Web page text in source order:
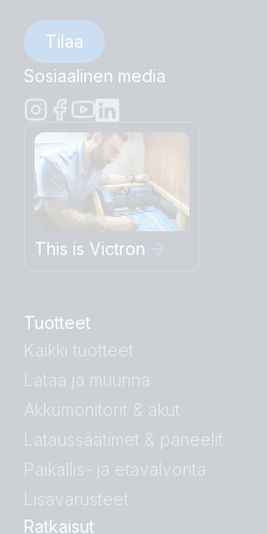
Tilaa
Sosiaalinen media
This is Victron
Tuotteet
Kaikki tuotteet
Lataa ja muunna
Akkumonitorit & akut
Lataussäätimet & paneelit
Paikallis- ja etävalvonta
Lisävarusteet
Ratkaisut